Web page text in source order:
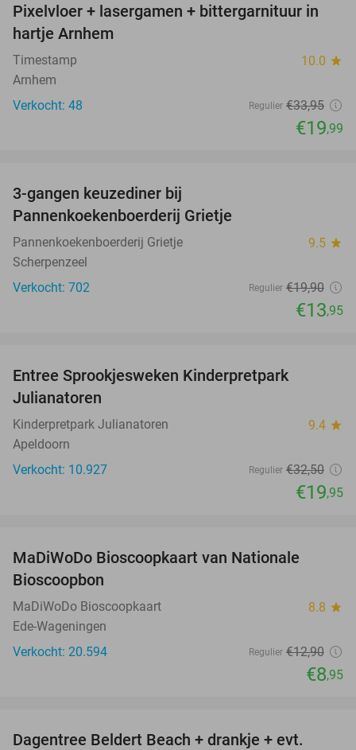
41%
Pixelvloer + lasergamen + bittergarnituur in
hartje Arnhem
Timestamp 10.0 star
Arnhem
Verkocht: 48
Regulier €33,95
€19,99
3-gangen keuzediner bij
Pannenkoekenboerderij Grietje
Pannenkoekenboerderij Grietje 9.5 star
Scherpenzeel
Verkocht: 702
Regulier €19,90
€13,95
Entree Sprookjesweken Kinderpretpark
Julianatoren
Kinderpretpark Julianatoren 9.4 star
Apeldoorn
Verkocht: 10.927
Regulier €32,50
€19,95
MaDiWoDo Bioscoopkaart van Nationale
Bioscoopbon
MaDiWoDo Bioscoopkaart 8.8 star
Ede-Wageningen
Verkocht: 20.594
Regulier €12,90
€8,95
Dagentree Beldert Beach + drankje + evt.